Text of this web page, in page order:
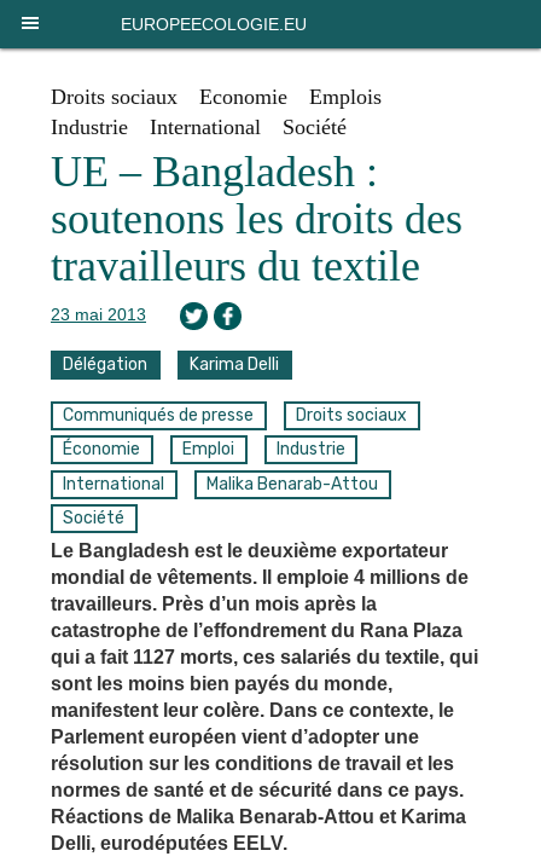
EUROPEECOLOGIE.EU
Droits sociaux Economie
Emplois
Industrie
International Société
UE – Bangladesh :
soutenons les droits des
travailleurs du textile
23 mai 2013
Délégation Karima Delli
Communiqués de presse
Droits sociaux
Économie
Emploi
Industrie
International
Malika Benarab-Attou
Société
Le Bangladesh est le deuxième exportateur
mondial de vêtements. Il emploie 4 millions de
travailleurs. Près d’un mois après la
catastrophe de l’effondrement du Rana Plaza
qui a fait 1127 morts, ces salariés du textile, qui
sont les moins bien payés du monde,
manifestent leur colère. Dans ce contexte, le
Parlement européen vient d’adopter une
résolution sur les conditions de travail et les
normes de santé et de sécurité dans ce pays.
Réactions de Malika Benarab-Attou et Karima
Delli, eurodéputées EELV.